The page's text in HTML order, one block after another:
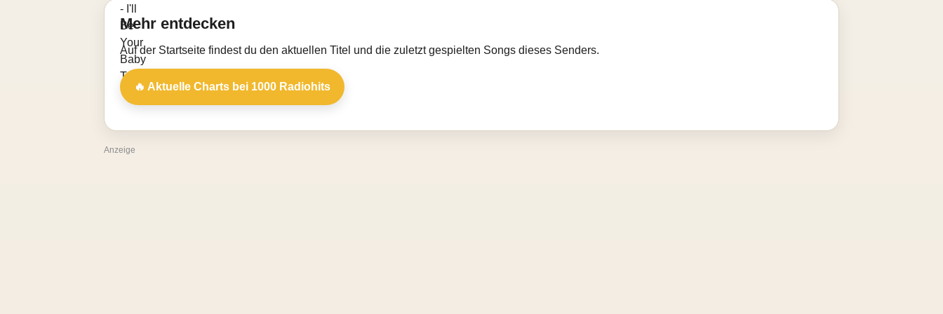
Mehr entdecken
Auf der Startseite findest du den aktuellen Titel und die zuletzt gespielten Songs dieses Senders.
🔥 Aktuelle Charts bei 1000 Radiohits
Anzeige